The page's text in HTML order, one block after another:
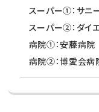
スーパー①：サ
スーパー②：ダ
病院①：安藤病
病院②：博愛会